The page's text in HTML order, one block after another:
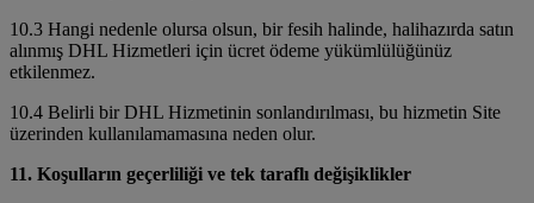
10.3 Hangi nedenle olursa olsun, bir fesih halinde, halihazırda satın
alınmış DHL Hizmetleri için ücret ödeme yükümlülüğünüz
etkilenmez.
10.4 Belirli bir DHL Hizmetinin sonlandırılması, bu hizmetin Site
üzerinden kullanılamamasına neden olur.
11. Koşulların geçerliliği ve tek taraflı değişiklikler